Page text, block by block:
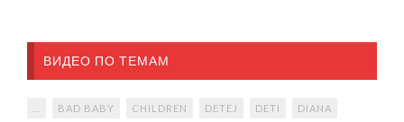
ВИДЕО ПО ТЕМАМ
BAD BABY CHILDREN DETEJ DETI DIANA